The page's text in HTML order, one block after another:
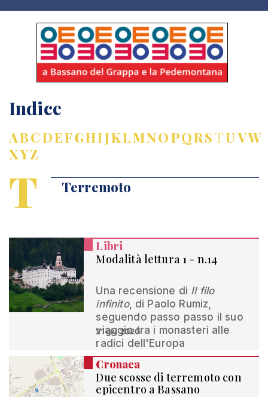
Indice
ABCDEFGHIJKLMNOPQRSTUVW
XYZ
T Terremoto
Libri
Modalità lettura 1 - n.14
Una recensione di Il filo
infinito, di Paolo Rumiz,
seguendo passo passo il suo
viaggio tra i monasteri alle
radici dell'Europa
21 giu 2020
Cronaca
Due scosse di terremoto con
epicentro a Bassano